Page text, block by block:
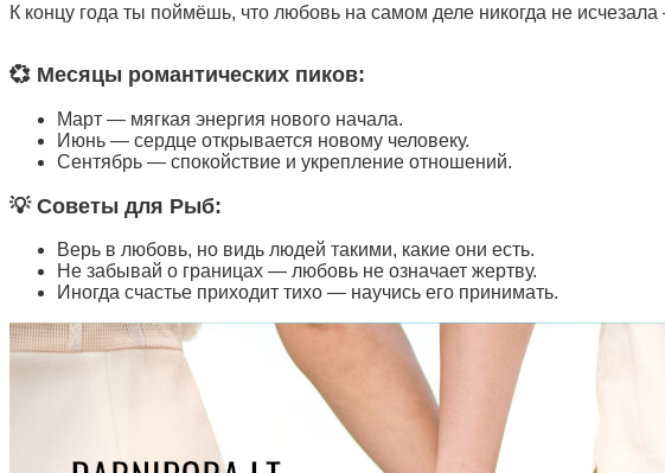
К концу года ты поймёшь, что любовь на самом деле никогда не
💞 Месяцы романтических пиков:
Март — мягкая энергия нового начала.
Июнь — сердце открывается новому человеку.
Сентябрь — спокойствие и укрепление отношений.
💡 Советы для Рыб:
Верь в любовь, но видь людей такими, какие они есть.
Не забывай о границах — любовь не означает жертву.
Иногда счастье приходит тихо — научись его принимать.